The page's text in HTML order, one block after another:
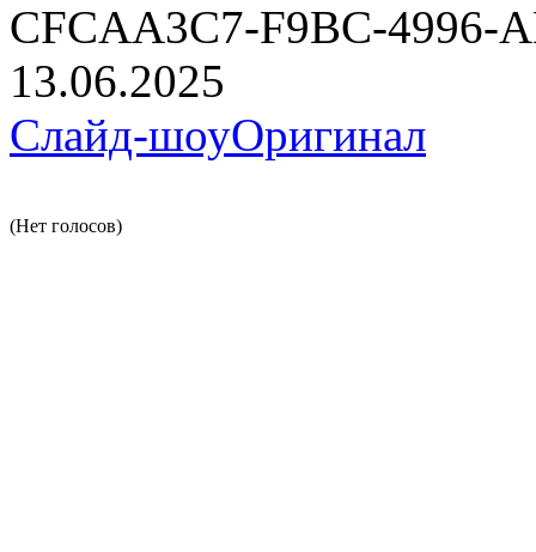
CFCAA3C7-F9BC-4996-
13.06.2025
Слайд-шоуОригинал
(Нет голосов)